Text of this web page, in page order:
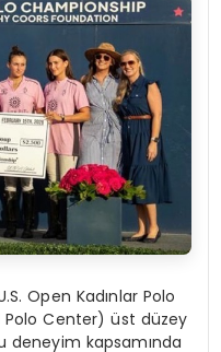
Open Kadınlar Polo
Polo Center) üst düzey
kapsamında